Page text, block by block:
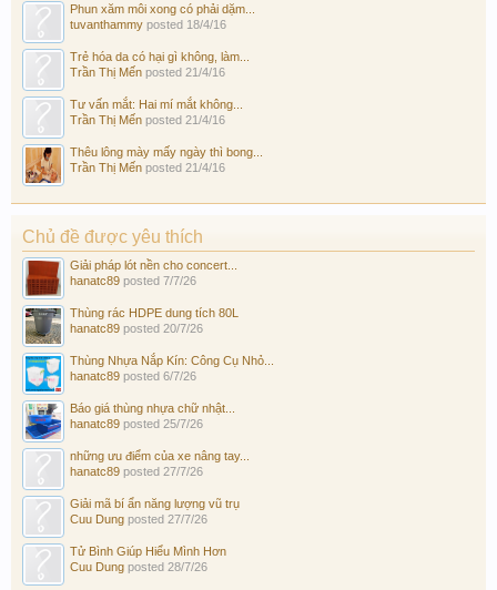
Phun xăm môi xong có phải dặm...
tuvanthammy posted 18/4/16
Trẻ hóa da có hại gì không, làm...
Trần Thị Mến posted 21/4/16
Tư vấn mắt: Hai mí mắt không...
Trần Thị Mến posted 21/4/16
Thêu lông mày mấy ngày thì bong...
Trần Thị Mến posted 21/4/16
Chủ đề được yêu thích
Giải pháp lót nền cho concert...
hanatc89 posted 7/7/26
Thùng rác HDPE dung tích 80L
hanatc89 posted 20/7/26
Thùng Nhựa Nắp Kín: Công Cụ Nhỏ...
hanatc89 posted 6/7/26
Báo giá thùng nhựa chữ nhật...
hanatc89 posted 25/7/26
những ưu điểm của xe nâng tay...
hanatc89 posted 27/7/26
Giải mã bí ẩn năng lượng vũ trụ
Cuu Dung posted 27/7/26
Tử Bình Giúp Hiểu Mình Hơn
Cuu Dung posted 28/7/26